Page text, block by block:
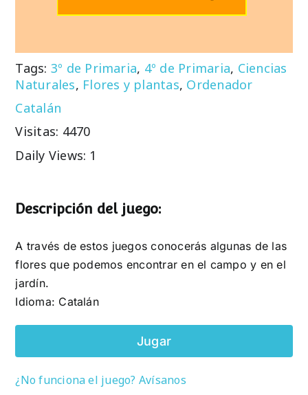
Tags: 3º de Primaria, 4º de Primaria, Ciencias
Naturales, Flores y plantas, Ordenador
Catalán
Visitas: 4470
Daily Views: 1
Descripción del juego:
A través de estos juegos conocerás algunas de las
flores que podemos encontrar en el campo y en el
jardín.
Idioma: Catalán
Jugar
¿No funciona el juego? Avísanos